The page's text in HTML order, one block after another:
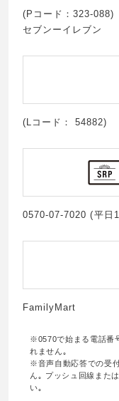
(Pコード：323-088)
セブンーイレブン
(Lコード： 54882)
0570-07-7020 (平日
FamilyMart
※0570で始まる電話番
れません｡
※音声自動応答での受
ん｡ プッシュ回線また
い｡